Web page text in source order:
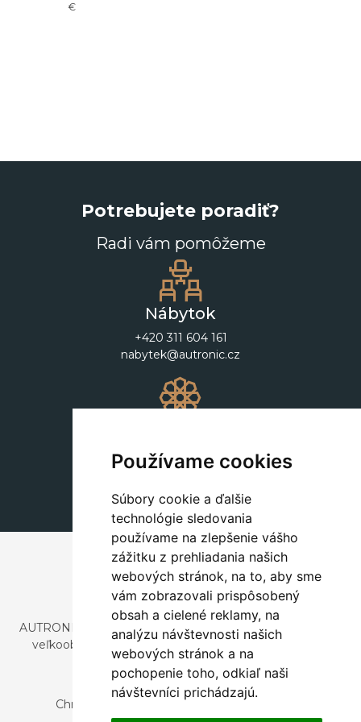
Používame cookies
Súbory cookie a ďalšie
technológie sledovania
používame na zlepšenie vášho
zážitku z prehliadania našich
webových stránok, na to, aby sme
vám zobrazovali prispôsobený
obsah a cielené reklamy, na
analýzu návštevnosti našich
webových stránok a na
pochopenie toho, odkiaľ naši
návštevníci prichádzajú.
€
Potrebujete poradiť?
Radi vám pomôžeme
Nábytok
+420 311 604 161
nabytek@autronic.cz
+420 311 604 182
dekorace@autronic.cz
AUTRONIC, s.r.o. je spoločnosť zaoberajúca sa dovozom a
veľkoobchodným predajom dizajnového aj štýlového
nábytku a dekorácií.
Česká republika
Chrustenice 270, 267 12 Loděnice u Berouna